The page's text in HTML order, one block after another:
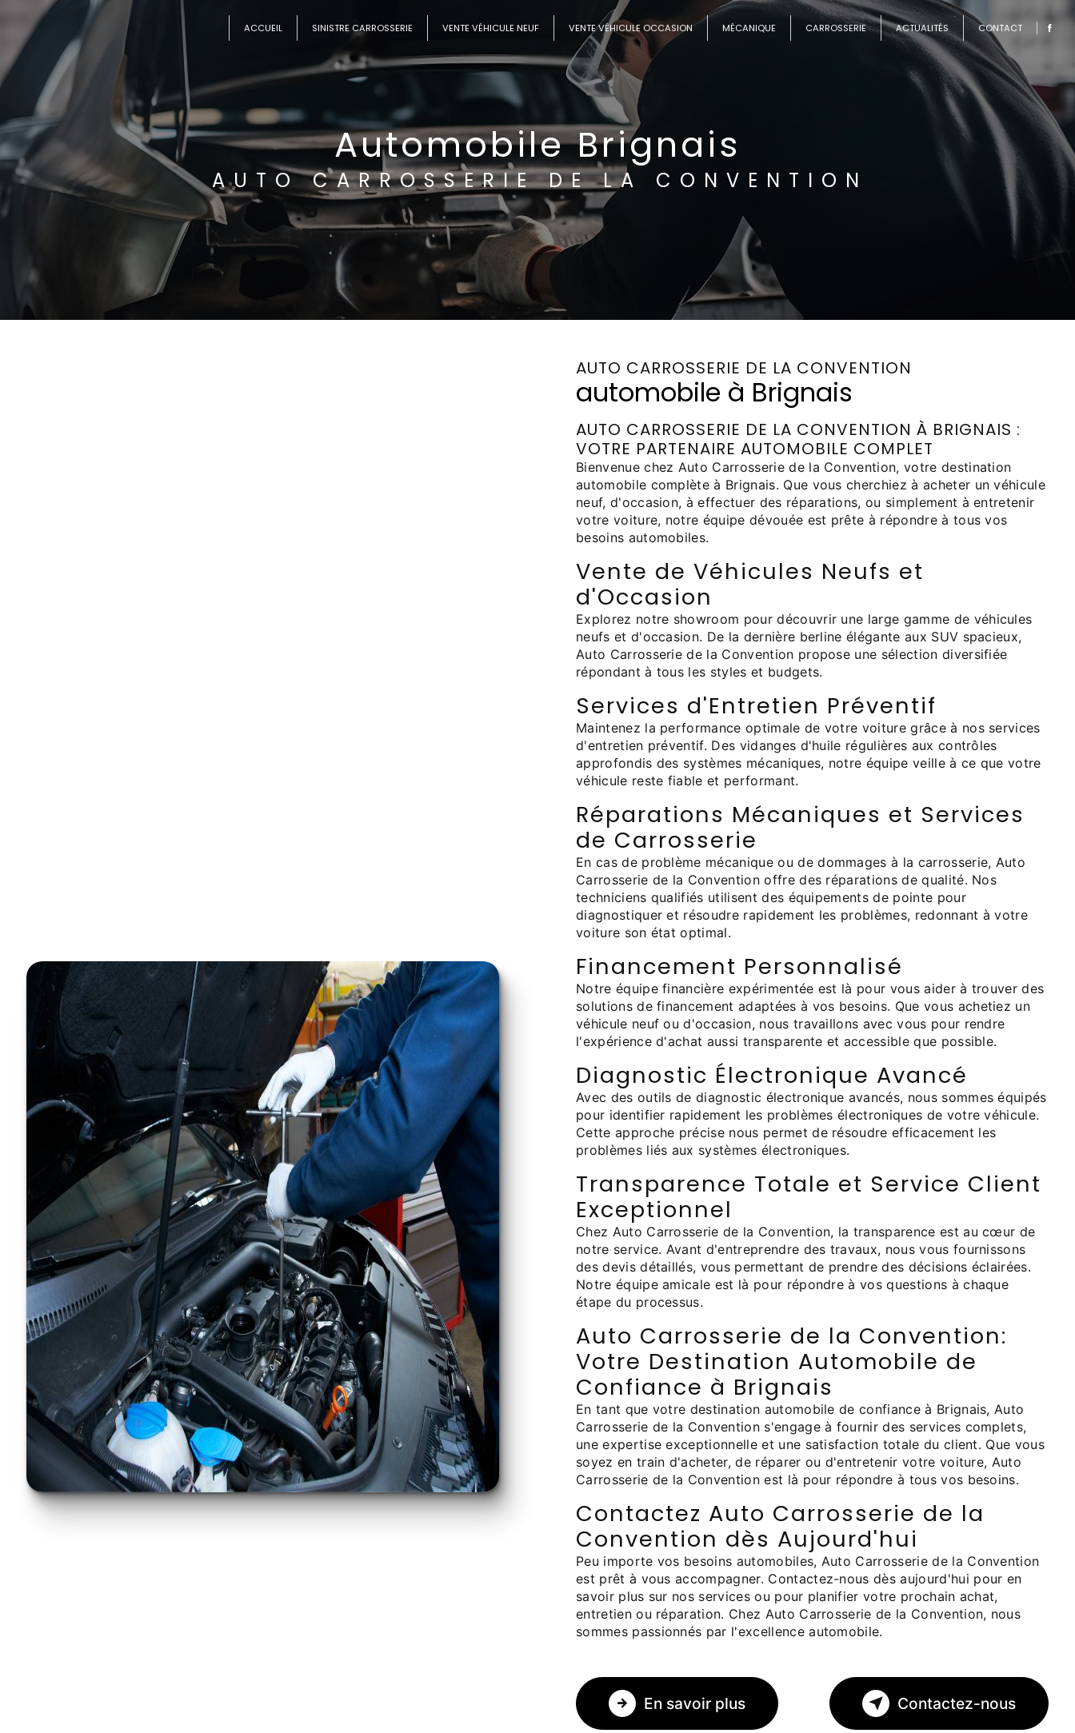
ACCUEIL SINISTRE CARROSSERIE VENTE VÉHICULE NEUF VENTE VÉHICULE OCCASION MÉCANIQUE CARROSSERIE ACTUALITÉS CONTACT
Automobile Brignais
AUTO CARROSSERIE DE LA CONVENTION
AUTO CARROSSERIE DE LA CONVENTION
automobile à Brignais
AUTO CARROSSERIE DE LA CONVENTION À BRIGNAIS :
VOTRE PARTENAIRE AUTOMOBILE COMPLET
Bienvenue chez Auto Carrosserie de la Convention, votre destination
automobile complète à Brignais. Que vous cherchiez à acheter un véhicule
neuf, d'occasion, à effectuer des réparations, ou simplement à entretenir
votre voiture, notre équipe dévouée est prête à répondre à tous vos
besoins automobiles.
Vente de Véhicules Neufs et
d'Occasion
Explorez notre showroom pour découvrir une large gamme de véhicules
neufs et d'occasion. De la dernière berline élégante aux SUV spacieux,
Auto Carrosserie de la Convention propose une sélection diversifiée
répondant à tous les styles et budgets.
Services d'Entretien Préventif
Maintenez la performance optimale de votre voiture grâce à nos services
d'entretien préventif. Des vidanges d'huile régulières aux contrôles
approfondis des systèmes mécaniques, notre équipe veille à ce que votre
véhicule reste fiable et performant.
Réparations Mécaniques et Services
de Carrosserie
En cas de problème mécanique ou de dommages à la carrosserie, Auto
Carrosserie de la Convention offre des réparations de qualité. Nos
techniciens qualifiés utilisent des équipements de pointe pour
diagnostiquer et résoudre rapidement les problèmes, redonnant à votre
voiture son état optimal.
Financement Personnalisé
Notre équipe financière expérimentée est là pour vous aider à trouver des
solutions de financement adaptées à vos besoins. Que vous achetiez un
véhicule neuf ou d'occasion, nous travaillons avec vous pour rendre
l'expérience d'achat aussi transparente et accessible que possible.
Diagnostic Électronique Avancé
Avec des outils de diagnostic électronique avancés, nous sommes équipés
pour identifier rapidement les problèmes électroniques de votre véhicule.
Cette approche précise nous permet de résoudre efficacement les
problèmes liés aux systèmes électroniques.
Transparence Totale et Service Client
Exceptionnel
Chez Auto Carrosserie de la Convention, la transparence est au cœur de
notre service. Avant d'entreprendre des travaux, nous vous fournissons
des devis détaillés, vous permettant de prendre des décisions éclairées.
Notre équipe amicale est là pour répondre à vos questions à chaque
étape du processus.
Auto Carrosserie de la Convention:
Votre Destination Automobile de
Confiance à Brignais
En tant que votre destination automobile de confiance à Brignais, Auto
Carrosserie de la Convention s'engage à fournir des services complets,
une expertise exceptionnelle et une satisfaction totale du client. Que vous
soyez en train d'acheter, de réparer ou d'entretenir votre voiture, Auto
Carrosserie de la Convention est là pour répondre à tous vos besoins.
Contactez Auto Carrosserie de la
Convention dès Aujourd'hui
Peu importe vos besoins automobiles, Auto Carrosserie de la Convention
est prêt à vous accompagner. Contactez-nous dès aujourd'hui pour en
savoir plus sur nos services ou pour planifier votre prochain achat,
entretien ou réparation. Chez Auto Carrosserie de la Convention, nous
sommes passionnés par l'excellence automobile.
En savoir plus Contactez-nous
Panneau de gestion des cookies